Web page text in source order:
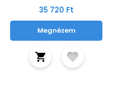
35 720 Ft
Megnézem